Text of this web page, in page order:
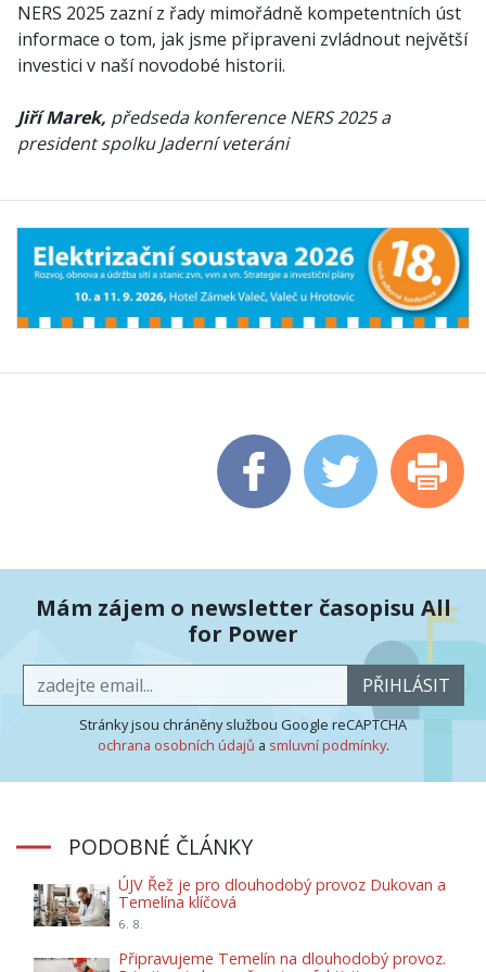
NERS 2025 zazní z řady mimořádně kompetentních úst
informace o tom, jak jsme připraveni zvládnout největší
investici v naší novodobé historii.
Jiří Marek, předseda konference NERS 2025 a
president spolku Jaderní veteráni
Mám zájem o newsletter časopisu All
for Power
PŘIHLÁSIT
Stránky jsou chráněny službou Google reCAPTCHA
ochrana osobních údajů a smluvní podmínky.
PODOBNÉ ČLÁNKY
ÚJV Řež je pro dlouhodobý provoz Dukovan a
Temelína klíčová
6. 8.
Připravujeme Temelín na dlouhodobý provoz.